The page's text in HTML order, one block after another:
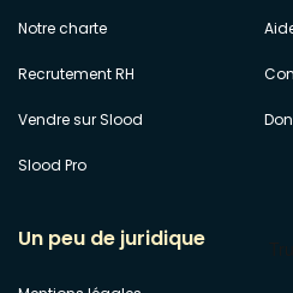
Notre charte
Recrutement RH
Vendre sur Slood
Slood Pro
Un peu de juridique